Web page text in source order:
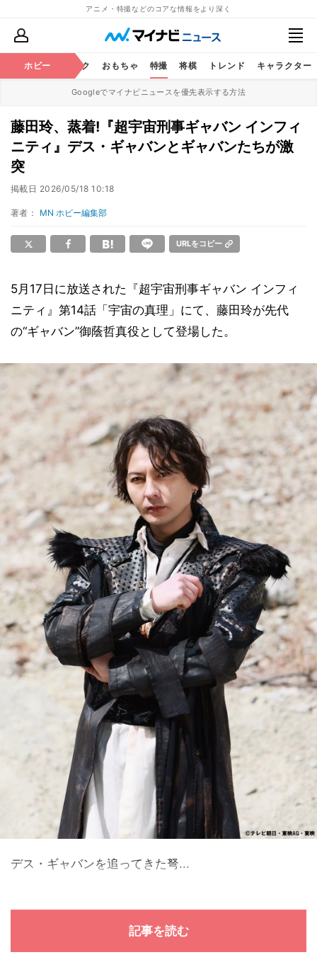
アニメ・特撮などのコアな情報をより深く
ホビー
鉄道 コミック おもちゃ 特撮 将棋 トレンド キャラクター
Googleでマイナビニュースを優先表示する方法
藤田玲、蒸着!『超宇宙刑事ギャバン インフィ
ニティ』デス・ギャバンとギャバンたちが激
突
掲載日 2026/05/18 10:18
著者： MN ホビー編集部
URLをコピー
5月17日に放送された『超宇宙刑事ギャバン インフィ
ニティ』第14話「宇宙の真理」にて、藤田玲が先代
の“ギャバン”御蔭哲真役として登場した。
デス・ギャバンを追ってきた弩...
記事を読む